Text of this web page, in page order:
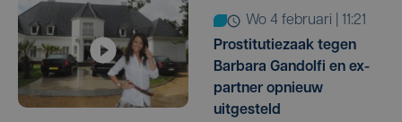
wo 4 februari | 11:21
Prostitutiezaak tegen
Barbara Gandolfi en ex-
partner opnieuw
uitgesteld